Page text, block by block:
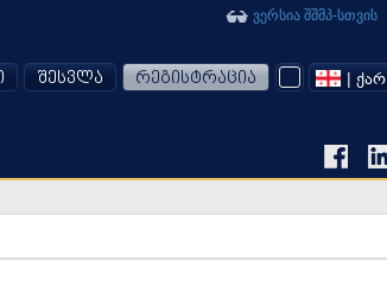
ვერსია შშმპ-სთვის
შესვლა რეგისტრაცია | ᲥᲐᲠ